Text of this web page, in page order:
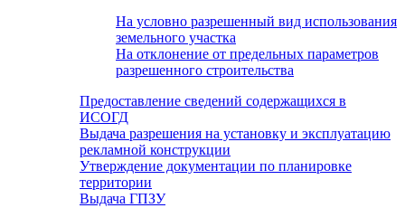
На условно разрешенный вид использования
земельного участка
На отклонение от предельных параметров
разрешенного строительства
Предоставление сведений содержащихся в
ИСОГД
Выдача разрешения на установку и эксплуатацию
рекламной конструкции
Утверждение документации по планировке
территории
Выдача ГПЗУ